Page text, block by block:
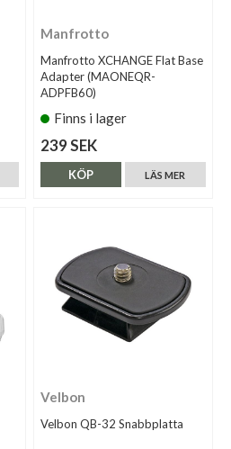
Manfrotto
Manfrotto XCHANGE Flat Base
Adapter (MAONEQR-
ADPFB60)
Finns i lager
239 SEK
LÄS MER
KÖP
Velbon
Velbon QB-32 Snabbplatta